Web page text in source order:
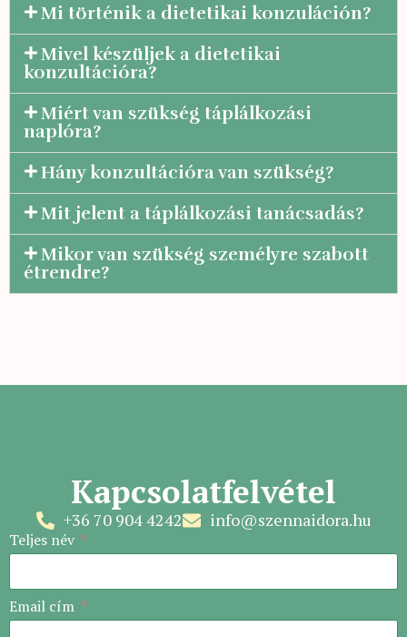
Mi történik a dietetikai konzuláción?
Mivel készüljek a dietetikai
konzultációra?
Miért van szükség táplálkozási
naplóra?
Hány konzultációra van szükség?
Mit jelent a táplálkozási tanácsadás?
Mikor van szükség személyre szabott
étrendre?
Kapcsolatfelvétel
+36 70 904 4242 info@szennaidora.hu
Teljes név
Email cím